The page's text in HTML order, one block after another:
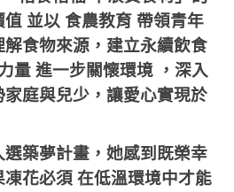
值 並以 食農教育 帶領青年
食物來源，建立永續飲食
量 進一步關懷環境 ，深入
庭與兒少，讓愛心實現於
選築夢計畫，她感到既榮幸
凍花必須 在低溫環境中才能